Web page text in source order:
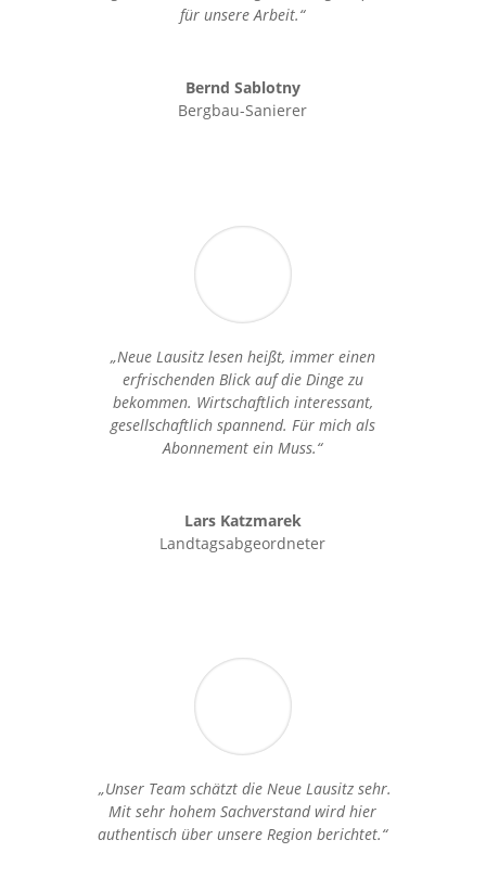
für unsere Arbeit.“
Bernd Sablotny
Bergbau-Sanierer
„Neue Lausitz lesen heißt, immer einen
erfrischenden Blick auf die Dinge zu
bekommen. Wirtschaftlich interessant,
gesellschaftlich spannend. Für mich als
Abonnement ein Muss.“
Lars Katzmarek
Landtagsabgeordneter
„Unser Team schätzt die Neue Lausitz sehr.
Mit sehr hohem Sachverstand wird hier
authentisch über unsere Region berichtet.“